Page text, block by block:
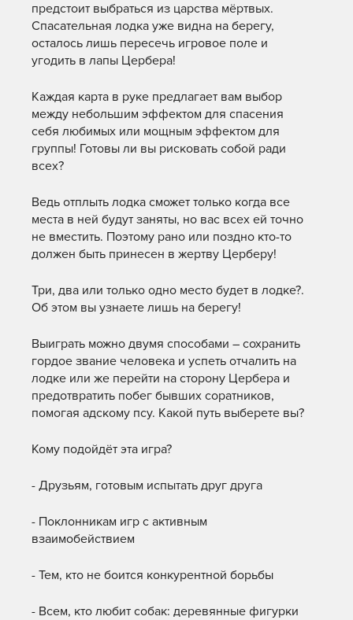
предстоит выбраться из царства мёртвых.
Спасательная лодка уже видна на берегу,
осталось лишь пересечь игровое поле и
угодить в лапы Цербера!
Каждая карта в руке предлагает вам выбор
между небольшим эффектом для спасения
себя любимых или мощным эффектом для
группы! Готовы ли вы рисковать собой ради
всех?
Ведь отплыть лодка сможет только когда все
места в ней будут заняты, но вас всех ей точно
не вместить. Поэтому рано или поздно кто-то
должен быть принесен в жертву Церберу!
Три, два или только одно место будет в лодке?.
Об этом вы узнаете лишь на берегу!
Выиграть можно двумя способами – сохранить
гордое звание человека и успеть отчалить на
лодке или же перейти на сторону Цербера и
предотвратить побег бывших соратников,
помогая адскому псу. Какой путь выберете вы?
Кому подойдёт эта игра?
- Друзьям, готовым испытать друг друга
- Поклонникам игр с активным
взаимобействием
- Тем, кто не боится конкурентной борьбы
- Всем, кто любит собак: деревянные фигурки